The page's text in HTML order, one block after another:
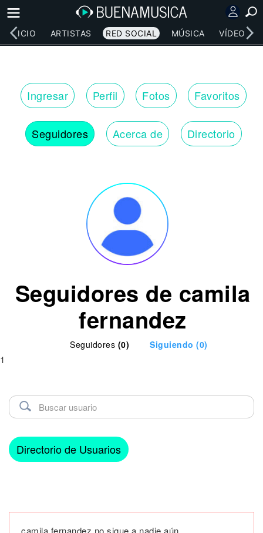
INICIO ARTISTAS RED SOCIAL MÚSICA VÍDEOS
Ingresar Perfil Fotos Favoritos
Seguidores Acerca de Directorio
Seguidores de camila
fernandez
Seguidores (0) Siguiendo (0)
1
Directorio de Usuarios
camila fernandez no sigue a nadie aún